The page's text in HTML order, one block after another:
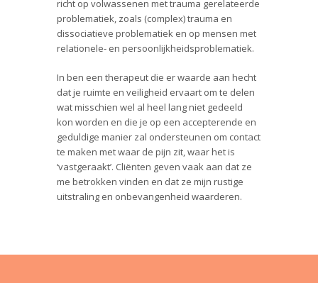
richt op volwassenen met trauma gerelateerde
problematiek, zoals (complex) trauma en
dissociatieve problematiek en op mensen met
relationele- en persoonlijkheidsproblematiek.
In ben een therapeut die er waarde aan hecht
dat je ruimte en veiligheid ervaart om te delen
wat misschien wel al heel lang niet gedeeld
kon worden en die je op een accepterende en
geduldige manier zal ondersteunen om contact
te maken met waar de pijn zit, waar het is
‘vastgeraakt’. Cliënten geven vaak aan dat ze
me betrokken vinden en dat ze mijn rustige
uitstraling en onbevangenheid waarderen.